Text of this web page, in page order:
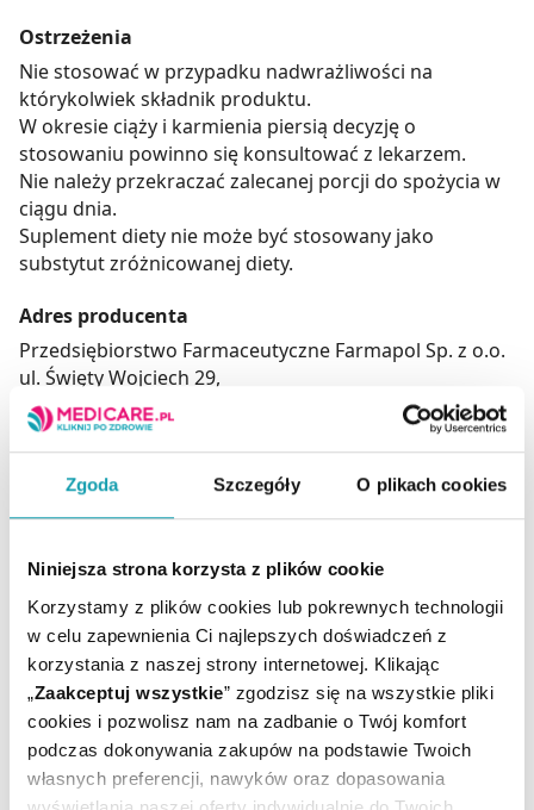
Zgoda Szczegóły O plikach cookies
Niniejsza strona korzysta z plików cookie
Korzystamy z plików cookies lub pokrewnych technologii
w celu zapewnienia Ci najlepszych doświadczeń z
korzystania z naszej strony internetowej. Klikając
„Zaakceptuj wszystkie” zgodzisz się na wszystkie pliki
cookies i pozwolisz nam na zadbanie o Twój komfort
podczas dokonywania zakupów na podstawie Twoich
własnych preferencji, nawyków oraz dopasowania
Ostrzeżenia
Nie stosować w przypadku nadwrażliwości na
którykolwiek składnik produktu.
W okresie ciąży i karmienia piersią decyzję o
stosowaniu powinno się konsultować z lekarzem.
Nie należy przekraczać zalecanej porcji do spożycia w
ciągu dnia.
Suplement diety nie może być stosowany jako
substytut zróżnicowanej diety.
Adres producenta
Przedsiębiorstwo Farmaceutyczne Farmapol Sp. z o.o.
ul. Święty Wojciech 29,
61-749 Poznań,
Polska.
www.farmapol.pl
Podmiot odpowiedzialny
ul. Święty Wojciech 29,
61-749 Poznań,
Polska.
www.farmapol.pl
Zalecana porcja
1 raz dziennie 4 tabletki przed jedzeniem z mała ilością
płynu. Zaleca się 2-3 cykle po 20-30 dni. Odstęp między
cyklami 2 tygodnie.